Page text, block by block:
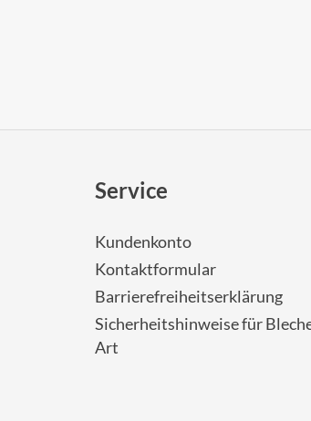
Service
Kundenkonto
Kontaktformular
Barrierefreiheitserklärung
Sicherheitshinweise für
Art